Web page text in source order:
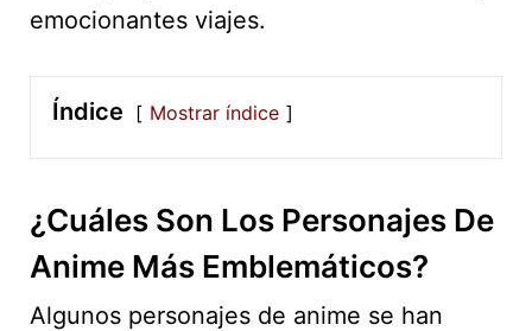
emocionantes viajes.
Índice Mostrar índice
¿Cuáles Son Los Personajes De
Anime Más Emblemáticos?
Algunos personajes de anime se han